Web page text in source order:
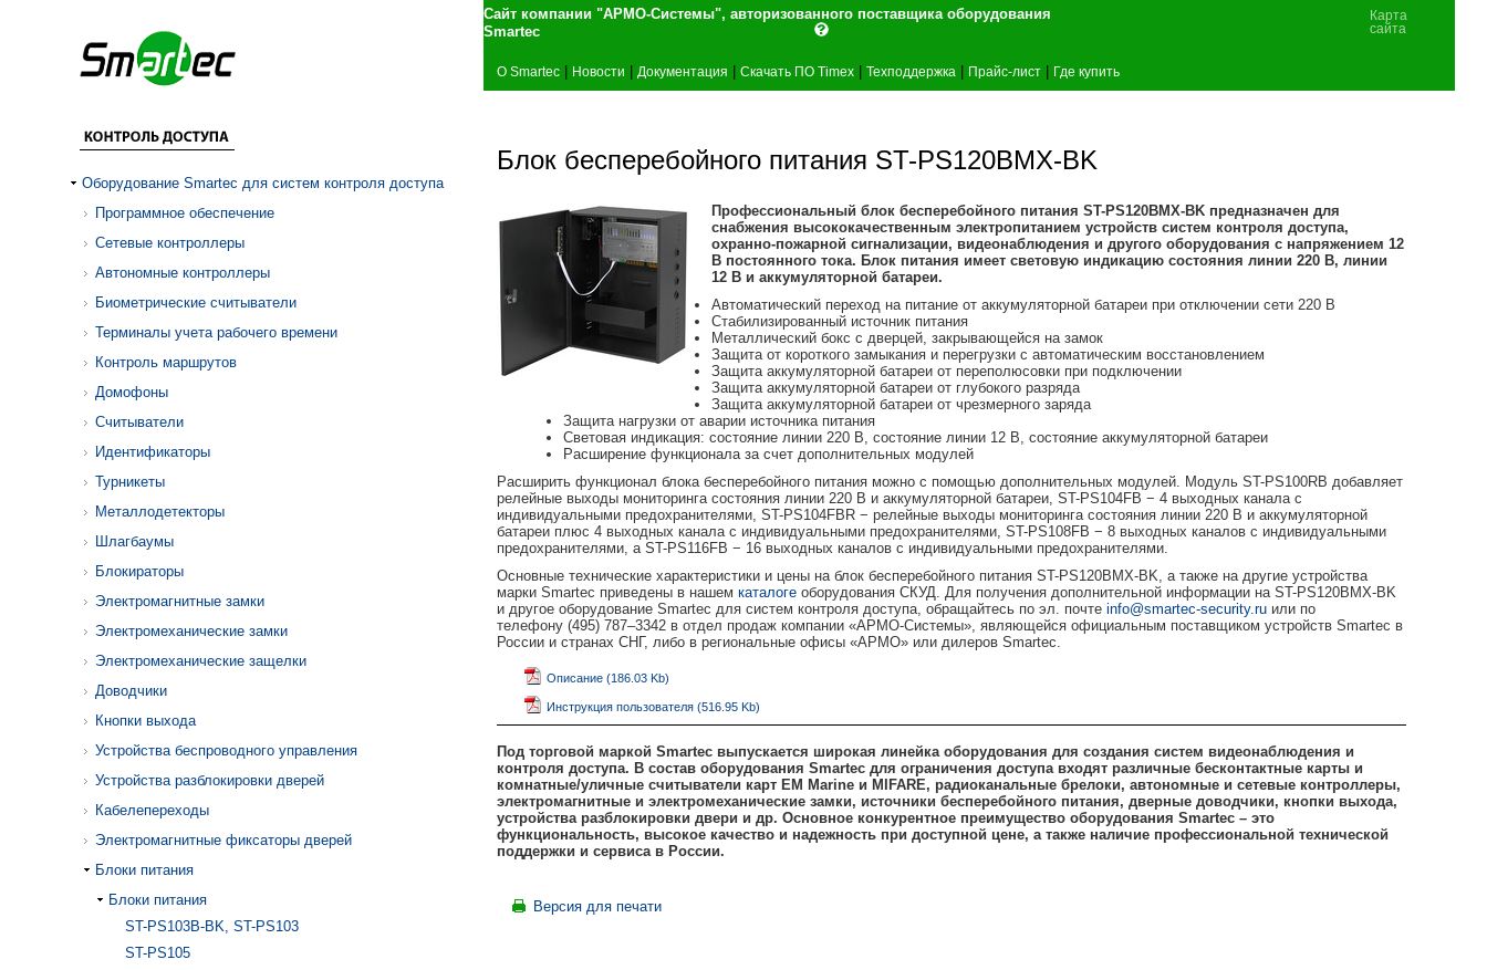
Сайт компании "АРМО-Системы", авторизованного поставщика оборудования
Smartec
Карта
сайта
О Smartec Новости Документация Скачать ПО Timex Техподдержка Прайс-лист Где купить
Оборудование Smartec для систем контроля доступа
Программное обеспечение
Сетевые контроллеры
Автономные контроллеры
Биометрические считыватели
Терминалы учета рабочего времени
Контроль маршрутов
Домофоны
Считыватели
Идентификаторы
Турникеты
Металлодетекторы
Шлагбаумы
Блокираторы
Электромагнитные замки
Электромеханические замки
Электромеханические защелки
Доводчики
Кнопки выхода
Устройства беспроводного управления
Устройства разблокировки дверей
Кабелепереходы
Электромагнитные фиксаторы дверей
Блоки питания
Блоки питания
ST-PS103B-BK, ST-PS103
ST-PS105
Блок бесперебойного питания ST-PS120BMX-BK
Профессиональный блок бесперебойного питания ST-PS120BMX-BK предназначен для
снабжения высококачественным электропитанием устройств систем контроля доступа,
охранно-пожарной сигнализации, видеонаблюдения и другого оборудования с напряжением 12
В постоянного тока. Блок питания имеет световую индикацию состояния линии 220 В, линии
12 В и аккумуляторной батареи.
Автоматический переход на питание от аккумуляторной батареи при отключении сети 220 В
Стабилизированный источник питания
Металлический бокс c дверцей, закрывающейся на замок
Защита от короткого замыкания и перегрузки с автоматическим восстановлением
Защита аккумуляторной батареи от переполюсовки при подключении
Защита аккумуляторной батареи от глубокого разряда
Защита аккумуляторной батареи от чрезмерного заряда
Защита нагрузки от аварии источника питания
Световая индикация: состояние линии 220 В, состояние линии 12 В, состояние аккумуляторной батареи
Расширение функционала за счет дополнительных модулей
Расширить функционал блока бесперебойного питания можно с помощью дополнительных модулей. Модуль ST-PS100RB добавляет
релейные выходы мониторинга состояния линии 220 В и аккумуляторной батареи, ST-PS104FB − 4 выходных канала с
индивидуальными предохранителями, ST-PS104FBR − релейные выходы мониторинга состояния линии 220 В и аккумуляторной
батареи плюс 4 выходных канала с индивидуальными предохранителями, ST-PS108FB − 8 выходных каналов с индивидуальными
предохранителями, а ST-PS116FB − 16 выходных каналов с индивидуальными предохранителями.
Основные технические характеристики и цены на блок бесперебойного питания ST-PS120BMX-BK, а также на другие устройства
марки Smartec приведены в нашем каталоге оборудования СКУД. Для получения дополнительной информации на ST-PS120BMX-BK
и другое оборудование Smartec для систем контроля доступа, обращайтесь по эл. почте info@smartec-security.ru или по
телефону (495) 787–3342 в отдел продаж компании «АРМО-Системы», являющейся официальным поставщиком устройств Smartec в
России и странах СНГ, либо в региональные офисы «АРМО» или дилеров Smartec.
Описание (186.03 Kb)
Инструкция пользователя (516.95 Kb)
Под торговой маркой Smartec выпускается широкая линейка оборудования для создания систем видеонаблюдения и
контроля доступа. В состав оборудования Smartec для ограничения доступа входят различные бесконтактные карты и
комнатные/уличные считыватели карт EM Marine и MIFARE, радиоканальные брелоки, автономные и сетевые контроллеры,
электромагнитные и электромеханические замки, источники бесперебойного питания, дверные доводчики, кнопки выхода,
устройства разблокировки двери и др. Основное конкурентное преимущество оборудования Smartec – это
функциональность, высокое качество и надежность при доступной цене, а также наличие профессиональной технической
поддержки и сервиса в России.
Версия для печати